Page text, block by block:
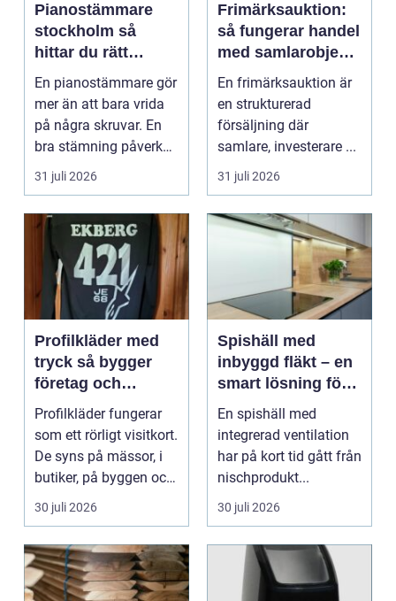
Pianostämmare
stockholm så
hittar du rätt
expert för ditt
piano
En pianostämmare gör
mer än att bara vrida
på några skruvar. En
bra stämning påverkar
hur pianot låt...
31 juli 2026
Frimärksauktion:
så fungerar handel
med samlarobjekt i
praktiken
En frimärksauktion är
en strukturerad
försäljning där
samlare, investerare ...
31 juli 2026
Profilkläder med
tryck så bygger
företag och
klubbar en
starkare identitet
Profilkläder fungerar
som ett rörligt visitkort.
De syns på mässor, i
butiker, på byggen och
längs v...
30 juli 2026
Spishäll med
inbyggd fläkt – en
smart lösning för
moderna kök
En spishäll med
integrerad ventilation
har på kort tid gått från
nischprodukt...
30 juli 2026